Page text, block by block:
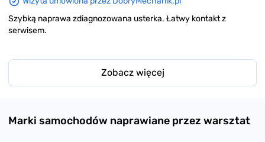
Szybką naprawa zdiagnozowana usterka. Łatwy kontakt z
serwisem.
Zobacz więcej
Marki samochodów naprawiane przez warsztat